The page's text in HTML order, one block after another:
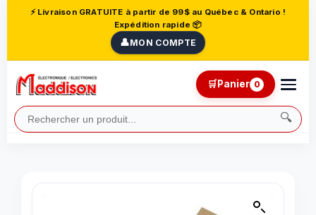
⚡ Livraison GRATUITE à partir de 99$ au Québec & Ontario !
Expédition rapide 📦
👤MON COMPTE
🔍
🛒Panier 0